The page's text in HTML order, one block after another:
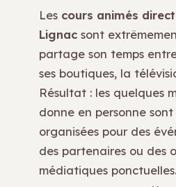
Les cours animés
Lignac sont
partage son temps
ses boutiques, la
Résultat : les quelques
donne en personne
organisées pour des
des partenaires ou des
médiatiques